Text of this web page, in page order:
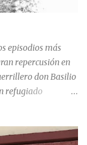
episodios más
repercusión en
don Basilio
refugiado
Madoz, murieron